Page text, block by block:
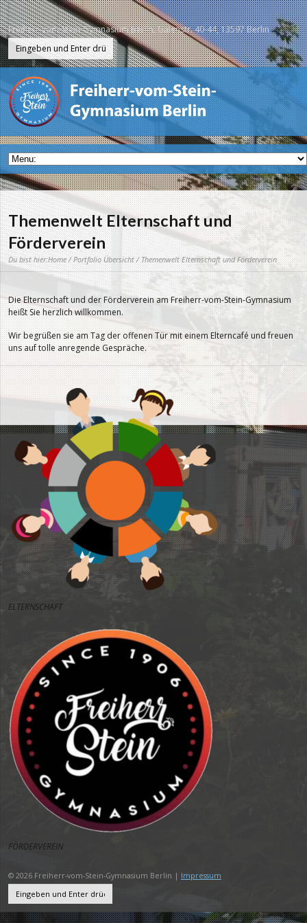
Freiherr-vom-Stein-Gymnasium Berlin, Galenstr. 40-44, 13597 Berlin
Themenwelt Elternschaft und
Förderverein
Du bist hier:Home/Portfolio Übersicht/ Themenwelt Elternschaft und Förderverein
Die Elternschaft und der Förderverein am Freiherr-vom-Stein-Gymnasium
heißt Sie herzlich willkommen.
Wir begrüßen sie am Tag der offenen Tür mit einem Elterncafé und freuen
uns auf tolle anregende Gespräche.
ELTERNSCHAFT
FÖRDERVEREIN
© 2026 Freiherr-vom-Stein-Gymnasium Berlin | Impressum